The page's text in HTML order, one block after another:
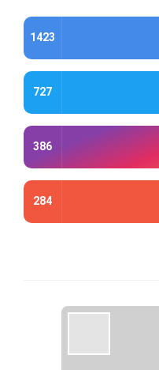
1423
727
386
284